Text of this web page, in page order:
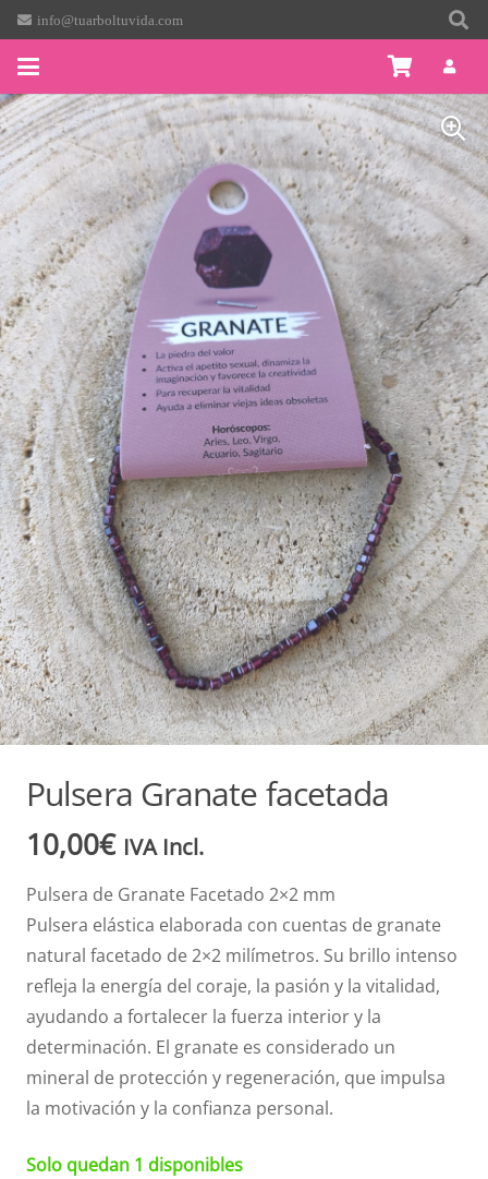
info@tuarboltuvida.com
Pulsera Granate facetada
10,00€ IVA Incl.
Pulsera de Granate Facetado 2×2 mm
Pulsera elástica elaborada con cuentas de granate
natural facetado de 2×2 milímetros. Su brillo intenso
refleja la energía del coraje, la pasión y la vitalidad,
ayudando a fortalecer la fuerza interior y la
determinación. El granate es considerado un
mineral de protección y regeneración, que impulsa
la motivación y la confianza personal.
Solo quedan 1 disponibles